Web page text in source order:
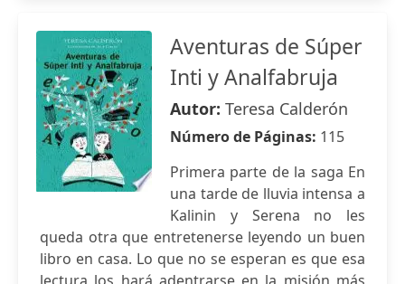
Aventuras de Súper
Inti y Analfabruja
Autor: Teresa Calderón
Número de Páginas: 115
Primera parte de la saga En
una tarde de lluvia intensa a
Kalinin y Serena no les
queda otra que entretenerse leyendo un buen
libro en casa. Lo que no se esperan es que esa